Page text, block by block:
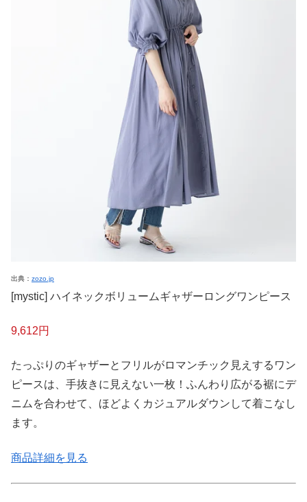
出典： zozo.jp
[mystic] ハイネックボリュームギャザーロングワンピース
9,612円
たっぷりのギャザーとフリルがロマンチック見えするワン
ピースは、手抜きに見えない一枚！ふんわり広がる裾にデ
ニムを合わせて、ほどよくカジュアルダウンして着こなし
ます。
商品詳細を見る